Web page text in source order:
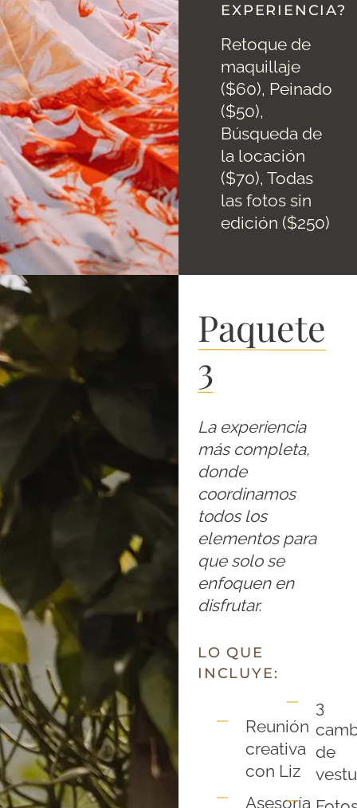
EXPERIENCIA?
Retoque de
maquillaje
($60), Peinado
($50),
Búsqueda de
la locación
($70), Todas
las fotos sin
edición ($250)
Paquete
3
La experiencia
más completa,
donde
coordinamos
todos los
elementos para
que solo se
enfoquen en
disfrutar.
LO QUE
INCLUYE:
Reunión
creativa
con Liz
Asesoría
3
de